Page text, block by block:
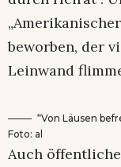
beworben, der
Leinwand
“Von Läusen
Foto: al
Auch